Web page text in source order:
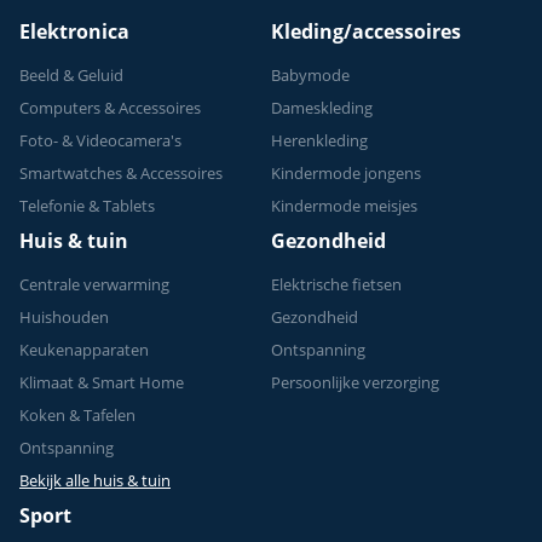
Elektronica
Beeld & Geluid
Computers & Accessoires
Foto- & Videocamera's
Smartwatches & Accessoires
Telefonie & Tablets
Kleding/accessoires
Babymode
Dameskleding
Herenkleding
Kindermode jongens
Kindermode meisjes
Huis & tuin
Centrale verwarming
Huishouden
Keukenapparaten
Klimaat & Smart Home
Koken & Tafelen
Ontspanning
Bekijk alle huis & tuin
Gezondheid
Elektrische fietsen
Gezondheid
Ontspanning
Persoonlijke verzorging
Sport